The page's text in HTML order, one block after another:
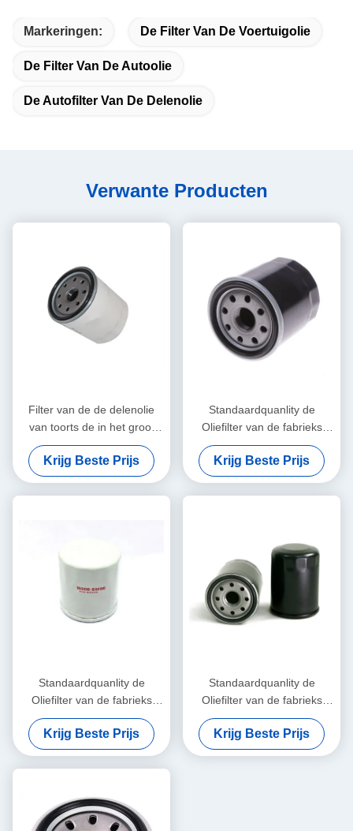
Markeringen: De Filter Van De Voertuigolie
De Filter Van De Autoolie
De Autofilter Van De Delenolie
Verwante Producten
Filter van de de delenolie
van toorts de in het groot
enginge voor Japanse auto
90915-20001
Krijg Beste Prijs
Standaardquanlity de
Oliefilter van de fabrieks
Directe Hete Verkoop OE
voor Toyota 90915-YZZC5
Krijg Beste Prijs
Standaardquanlity de
Oliefilter van de fabrieks
Directe Hete Verkoop OE
voor Autoauto's 15208-
65F00 15208-65F0A
Krijg Beste Prijs
Standaardquanlity de
Oliefilter van de fabrieks
Directe Verkoop OE voor
Autoauto's 90915-YZZE2,
90915-YZZE1
Krijg Beste Prijs